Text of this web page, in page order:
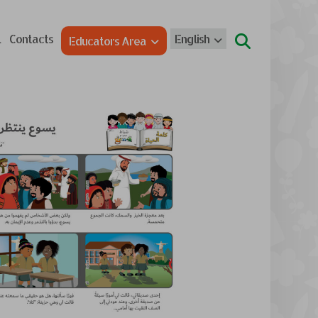
Contacts Educators Area English